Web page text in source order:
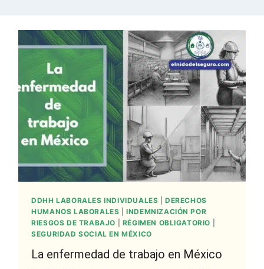
DDHH LABORALES INDIVIDUALES |DERECHOS
HUMANOS LABORALES |INDEMNIZACIÓN POR
RIESGOS DE TRABAJO
RÉGIMEN OBLIGATORIO
SEGURIDAD SOCIAL EN MÉXICO
La enfermedad de trabajo en México
LA
ENFERMEDAD
EN
MÉXICO
RESUMEN
REFORMA
LABORAL
¿QUÉ
ES
BASE
DE
APORTACIÓN?
LA
EVOLUCIÓN
SEGURIDAD
SOCIAL
MÉXICO
NECESIDAD
DE
LAS
NO
ASALARIADAS
SEGURIDAD
SOCIAL
SEGURIDAD
SOCIAL
ANTIGUAS
CIVILIZACIONES